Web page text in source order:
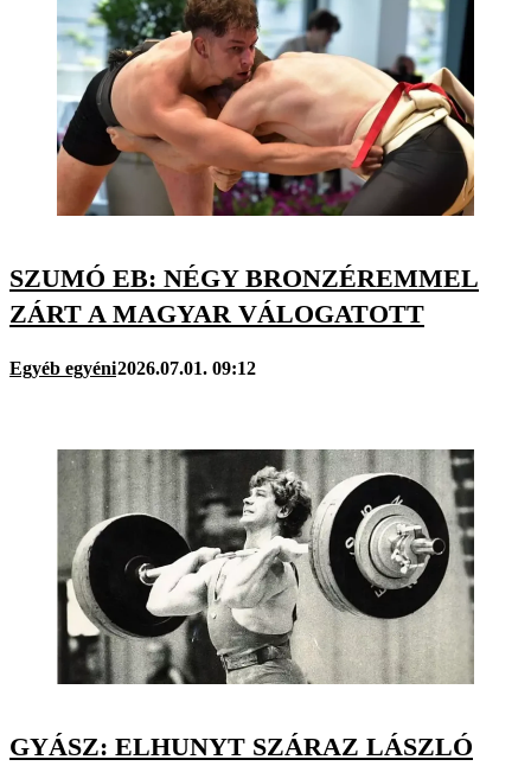
SZUMÓ EB: NÉGY BRONZÉREMMEL
ZÁRT A MAGYAR VÁLOGATOTT
Egyéb egyéni2026.07.01. 09:12
GYÁSZ: ELHUNYT SZÁRAZ LÁSZLÓ